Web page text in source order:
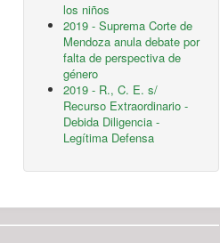
los niños
2019 - Suprema Corte de
Mendoza anula debate por
falta de perspectiva de
género
2019 - R., C. E. s/
Recurso Extraordinario -
Debida Diligencia -
Legítima Defensa